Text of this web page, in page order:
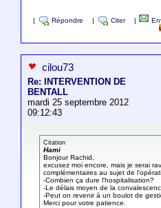
Répondre Citer
cilou73
Re: INTERVENTION DE
BENTALL
mardi 25 septembre 2012
09:12:43
Citation
Hami
Bonjour Rachid,
excusez moi encore, mais je serai
complémentaires au sujet de
-Combien ça dure l'hospitalisation?
-Le délais moyen de la
-Peut on revenir à un boulot de
Merci pour votre patience.